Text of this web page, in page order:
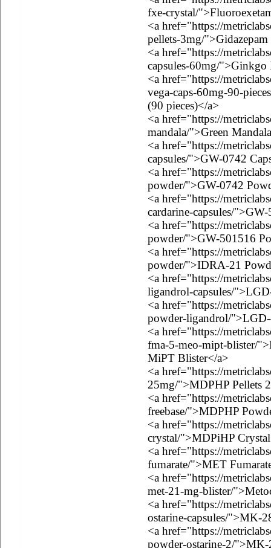
fxe-crystal/
<a href="https://
pellets-3mg/
<a href="https://
capsules-60mg/">Ginkgo
<a href="https://
vega-caps-60mg-90-
(90 pieces)</a>
<a href="https://
mandala/">Green
<a href="https://
capsules/">GW-0742
<a href="https://
powder/">GW-0742
<a href="https://
cardarine-capsules/
<a href="https://
powder/">GW-501516
<a href="https://
powder/">IDRA-21
<a href="https://
ligandrol-capsules/
<a href="https://
powder-ligandrol/
<a href="https://
fma-5-meo-mipt-blister/
MiPT Blister</a>
<a href="https://
25mg/">MDPHP Pellets
<a href="https://
freebase/">MDPHP
<a href="https://
crystal/">MDPiHP
<a href="https://
fumarate/">MET
<a href="https://
met-21-mg-blister/
<a href="https://
ostarine-capsules/">MK-
<a href="https://
powder-ostarine-2/